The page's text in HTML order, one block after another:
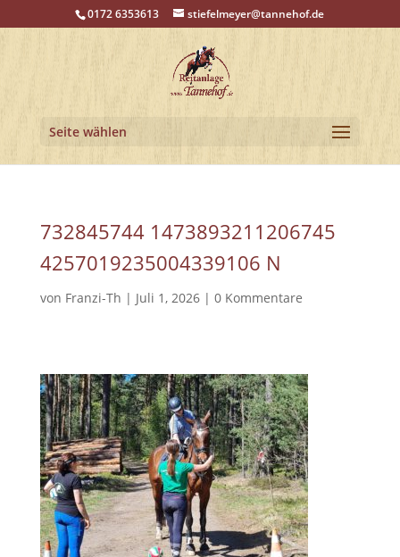
0172 6353613 stiefelmeyer@tannehof.de
Seite wählen
732845744 1473893211206745
4257019235004339106 N
von Franzi-Th | Juli 1, 2026| 0 Kommentare